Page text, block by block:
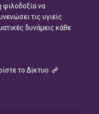
φιλοδοξία να
τις υγιείς
δυνάμεις κάθε
το Δίκτυο